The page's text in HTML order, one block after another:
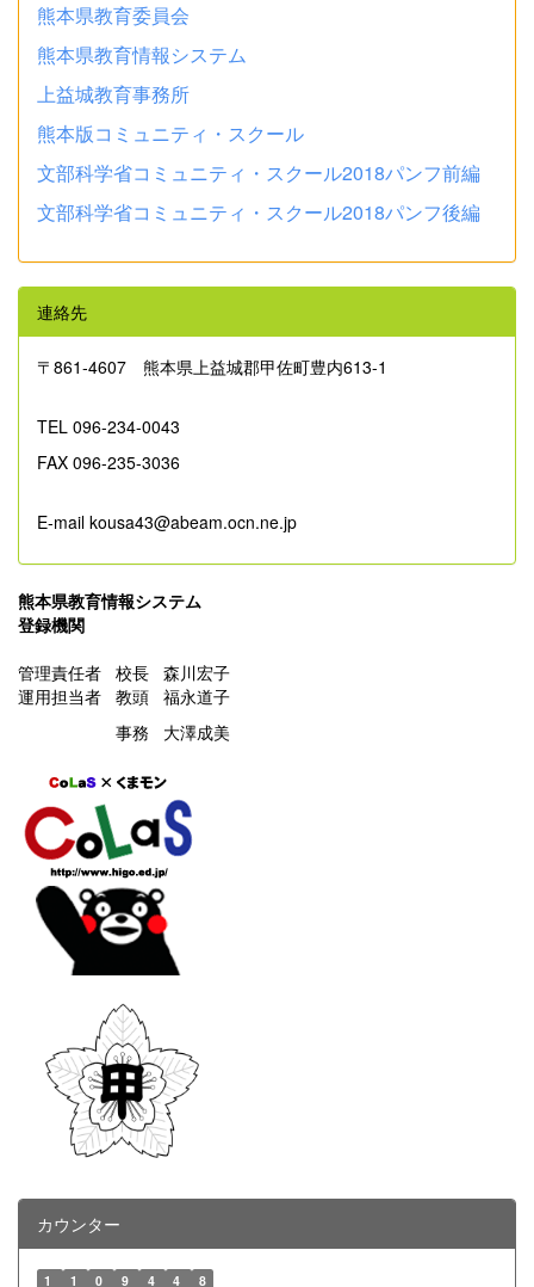
熊本県教育委員会
熊本県教育情報システム
上益城教育事務所
熊本版コミュニティ・スクール
文部科学省コミュニティ・スクール2018パンフ前編
文部科学省コミュニティ・スクール2018パンフ後編
連絡先
〒861‐4607 熊本県上益城郡甲佐町豊内613-1
TEL 096-234-0043
FAX 096-235-3036
E-mail kousa43@abeam.ocn.ne.jp
熊本県教育情報システム
登録機関
管理責任者 校長 森川宏子
運用担当者 教頭 福永道子
事務 大澤成美
カウンター
1 1 0 9 4 4 8